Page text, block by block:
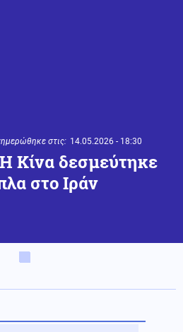
στις: 14.05.2026 - 18:30
Κίνα δεσμεύτηκε
στο Ιράν